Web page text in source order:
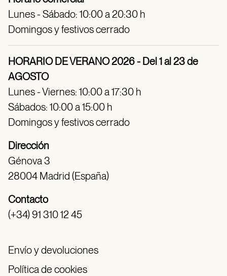
Lunes - Sábado: 10:00 a 20:30 h
Domingos y festivos cerrado
HORARIO DE VERANO 2026 - Del 1 al 23 de
AGOSTO
Lunes - Viernes: 10:00 a 17:30 h
Sábados: 10:00 a 15:00 h
Domingos y festivos cerrado
Dirección
Génova 3
28004 Madrid (España)
Contacto
(+34) 91 310 12 45
Envío y devoluciones
Política de cookies